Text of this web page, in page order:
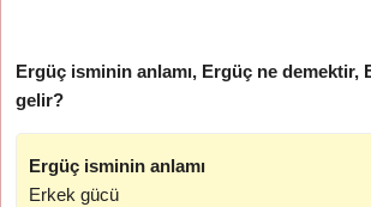
Ergüç isminin anlamı, Ergüç ne demektir,
gelir?
Ergüç isminin anlamı
Erkek gücü